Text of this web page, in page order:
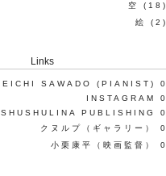
空
(18)
絵
(2)
Links
EICHI SAWADO (PIANIST)
0
INSTAGRAM
0
SHUSHULINA PUBLISHING
0
クヌルプ（ギャラリー）
0
小栗康平（映画監督）
0